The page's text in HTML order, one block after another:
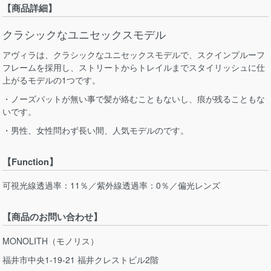
【商品詳細】
クラシックなユニセックスモデル
アヴィラは、クラシックなユニセックスモデルで、スクインプルーフ
フレームを採用し、ストリートからトレイルまでスタイリッシュに仕
上がるモデルの1つです。
・ノーズパットが無い事で髪が絡むこともないし、痕が残ることもな
いです。
・男性、女性問わず長い間、人気モデルのです。
【Function】
可視光線透過率：11％／紫外線透過率：0％／偏光レンズ
【商品のお問い合わせ】
MONOLITH（モノリス）
福井市中央1-19-21 福井クレストビル2階